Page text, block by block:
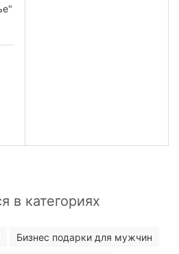
в категориях
Бизнес подарки для мужчин